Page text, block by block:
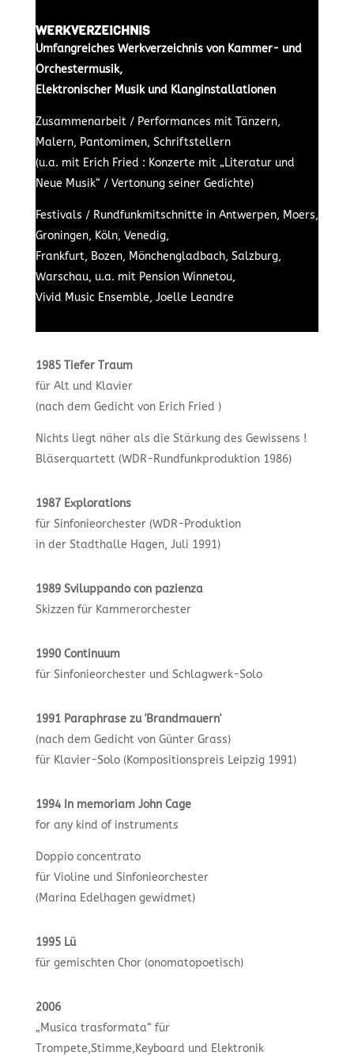
WERKVERZEICHNIS
Umfangreiches Werkverzeichnis von Kammer- und
Orchestermusik,
Elektronischer Musik und Klanginstallationen
Zusammenarbeit / Performances mit Tänzern,
Malern, Pantomimen, Schriftstellern
(u.a. mit Erich Fried : Konzerte mit „Literatur und
Neue Musik“ / Vertonung seiner Gedichte)
Festivals / Rundfunkmitschnitte in Antwerpen, Moers,
Groningen, Köln, Venedig,
Frankfurt, Bozen, Mönchengladbach, Salzburg,
Warschau, u.a. mit Pension Winnetou,
Vivid Music Ensemble, Joelle Leandre
1985 Tiefer Traum
für Alt und Klavier
(nach dem Gedicht von Erich Fried )
Nichts liegt näher als die Stärkung des Gewissens !
Bläserquartett (WDR-Rundfunkproduktion 1986)
1987 Explorations
für Sinfonieorchester (WDR-Produktion
in der Stadthalle Hagen, Juli 1991)
1989 Sviluppando con pazienza
Skizzen für Kammerorchester
1990 Continuum
für Sinfonieorchester und Schlagwerk-Solo
1991 Paraphrase zu 'Brandmauern'
(nach dem Gedicht von Günter Grass)
für Klavier-Solo (Kompositionspreis Leipzig 1991)
1994 In memoriam John Cage
for any kind of instruments
Doppio concentrato
für Violine und Sinfonieorchester
(Marina Edelhagen gewidmet)
1995 Lü
für gemischten Chor (onomatopoetisch)
2006
„Musica trasformata“ für
Trompete,Stimme,Keyboard und Elektronik